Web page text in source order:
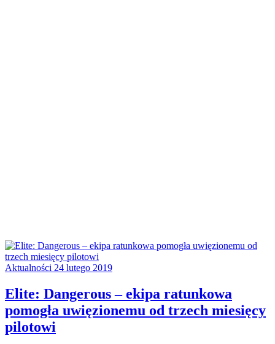
Aktualności 24 lutego 2019
Elite: Dangerous – ekipa ratunkowa
pomogła uwięzionemu od trzech miesięcy
pilotowi